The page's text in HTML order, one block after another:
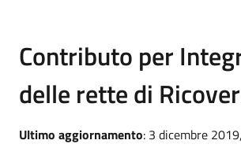
Contributo per
delle rette di
Ultimo aggiornamento: 3 dicembre